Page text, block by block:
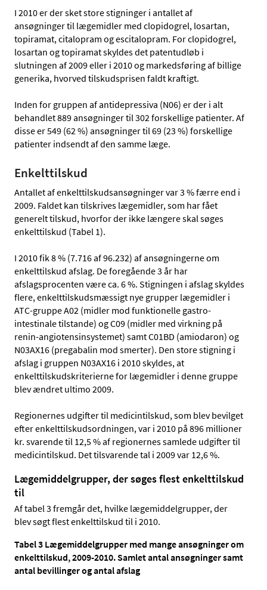
I 2010 er der sket store stigninger i antallet af
ansøgninger til lægemidler med clopidogrel, losartan,
topiramat, citalopram og escitalopram. For clopidogrel,
losartan og topiramat skyldes det patentudløb i
slutningen af 2009 eller i 2010 og markedsføring af billige
generika, hvorved tilskudsprisen faldt kraftigt.
Inden for gruppen af antidepressiva (N06) er der i alt
behandlet 889 ansøgninger til 302 forskellige patienter. Af
disse er 549 (62 %) ansøgninger til 69 (23 %) forskellige
patienter indsendt af den samme læge.
Enkelttilskud
Antallet af enkelttilskudsansøgninger var 3 % færre end i
2009. Faldet kan tilskrives lægemidler, som har fået
generelt tilskud, hvorfor der ikke længere skal søges
enkelttilskud (Tabel 1).
I 2010 fik 8 % (7.716 af 96.232) af ansøgningerne om
enkelttilskud afslag. De foregående 3 år har
afslagsprocenten være ca. 6 %. Stigningen i afslag skyldes
flere, enkelttilskudsmæssigt nye grupper lægemidler i
ATC-gruppe A02 (midler mod funktionelle gastro-
intestinale tilstande) og C09 (midler med virkning på
renin-angiotensinsystemet) samt C01BD (amiodaron) og
N03AX16 (pregabalin mod smerter). Den store stigning i
afslag i gruppen N03AX16 i 2010 skyldes, at
enkelttilskudskriterierne for lægemidler i denne gruppe
blev ændret ultimo 2009.
Regionernes udgifter til medicintilskud, som blev bevilget
efter enkelttilskudsordningen, var i 2010 på 896 millioner
kr. svarende til 12,5 % af regionernes samlede udgifter til
medicintilskud. Det tilsvarende tal i 2009 var 12,6 %.
Lægemiddelgrupper, der søges flest enkelttilskud
til
Af tabel 3 fremgår det, hvilke lægemiddelgrupper, der
blev søgt flest enkelttilskud til i 2010.
Tabel 3 Lægemiddelgrupper med mange ansøgninger om
enkelttilskud, 2009-2010. Samlet antal ansøgninger samt
antal bevillinger og antal afslag